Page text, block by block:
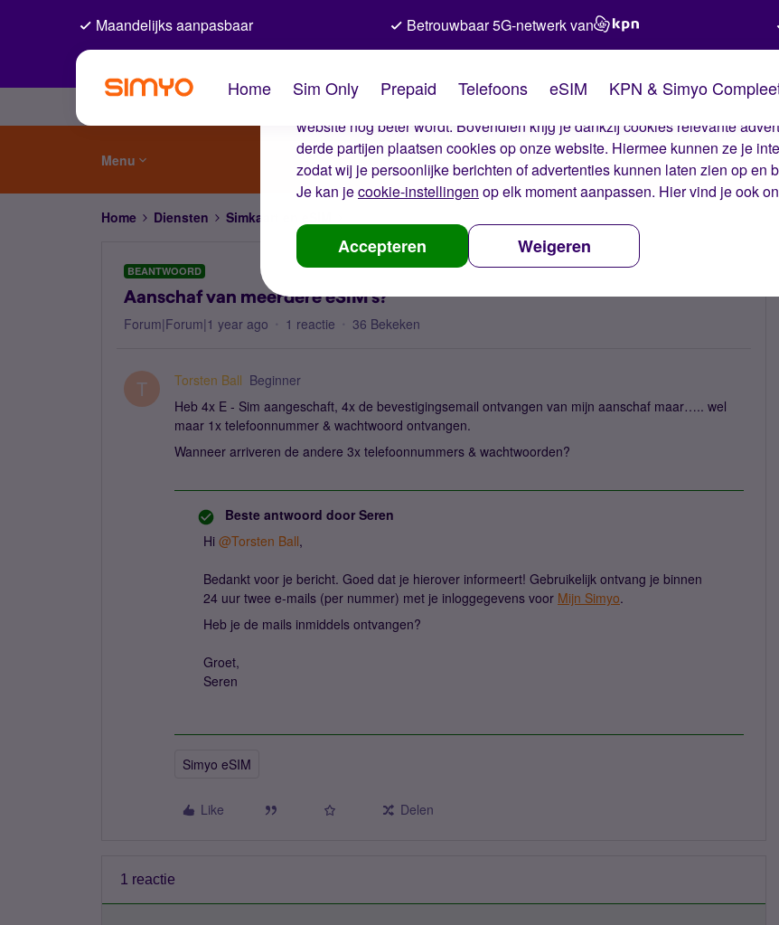
De cookies van Simyo
Wij gebruiken cookies op onze website. Met deze cookies zorgen wij ervoor
website nog beter wordt. Bovendien krijg je dankzij cookies relevante
derde partijen plaatsen cookies op onze website. Hiermee kunnen ze je
zodat wij je persoonlijke berichten of advertenties kunnen laten zien op en
Je kan jecookie-instellingen op elk moment aanpassen. Hier vind je ook
Accepteren Weigeren
Maandelijks aanpasbaar Betrouwbaar 5G-netwerk van
Home Sim Only Prepaid Telefoons eSIM KPN & Simyo
Menu
Home Diensten Simkaart en eSIM
BEANTWOORD
Aanschaf van meerdere eSIM's?
Forum|Forum|1 year ago 1 reactie 36 Bekeken
T Torsten Ball Beginner
Heb 4x E - Sim aangeschaft, 4x de bevestigingsemail ontvangen van mijn aanschaf maar….. wel
maar 1x telefoonnummer & wachtwoord ontvangen.
Wanneer arriveren de andere 3x telefoonnummers & wachtwoorden?
Beste antwoord door Seren
Hi ​ @Torsten Ball,
Bedankt voor je bericht. Goed dat je hierover informeert! Gebruikelijk ontvang je binnen
24 uur twee e-mails (per nummer) met je inloggegevens voor Mijn Simyo.
Heb je de mails inmiddels ontvangen?
Groet,
Seren
Simyo eSIM
Like Delen
1 reactie